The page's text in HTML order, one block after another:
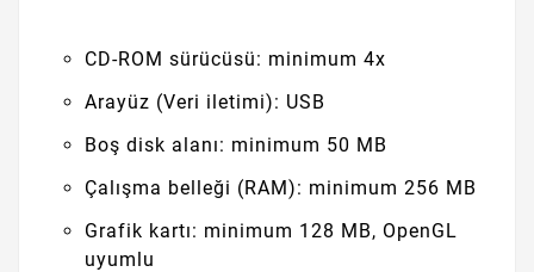
CD-ROM sürücüsü: minimum 4x
Arayüz (Veri iletimi): USB
Boş disk alanı: minimum 50 MB
Çalışma belleği (RAM): minimum 256 MB
Grafik kartı: minimum 128 MB, OpenGL
uyumlu